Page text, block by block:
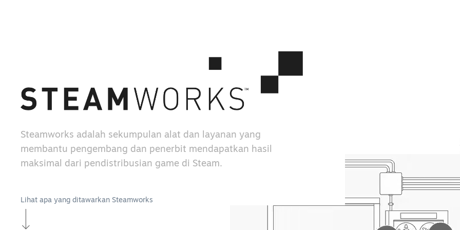
Steamworks adalah sekumpulan alat dan layanan yang
membantu pengembang dan penerbit mendapatkan hasil
maksimal dari pendistribusian game di Steam.
Lihat apa yang ditawarkan Steamworks